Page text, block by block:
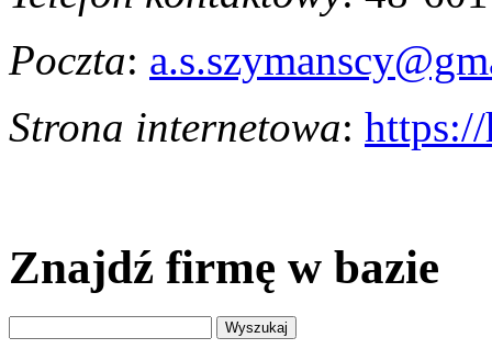
Poczta:
Strona internetowa:
Znajdź firmę w bazie